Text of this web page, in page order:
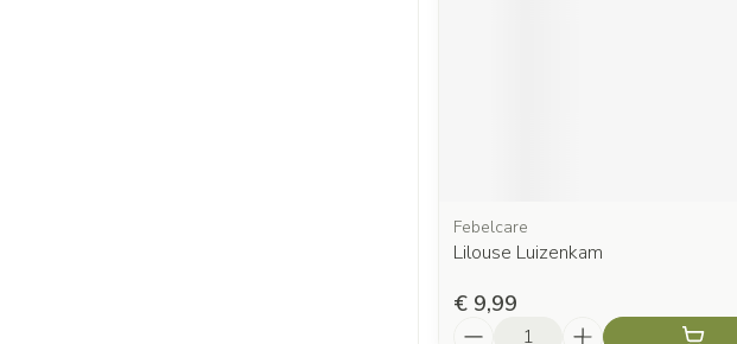
Febelcare
Lilouse Luizenkam
€ 9,99